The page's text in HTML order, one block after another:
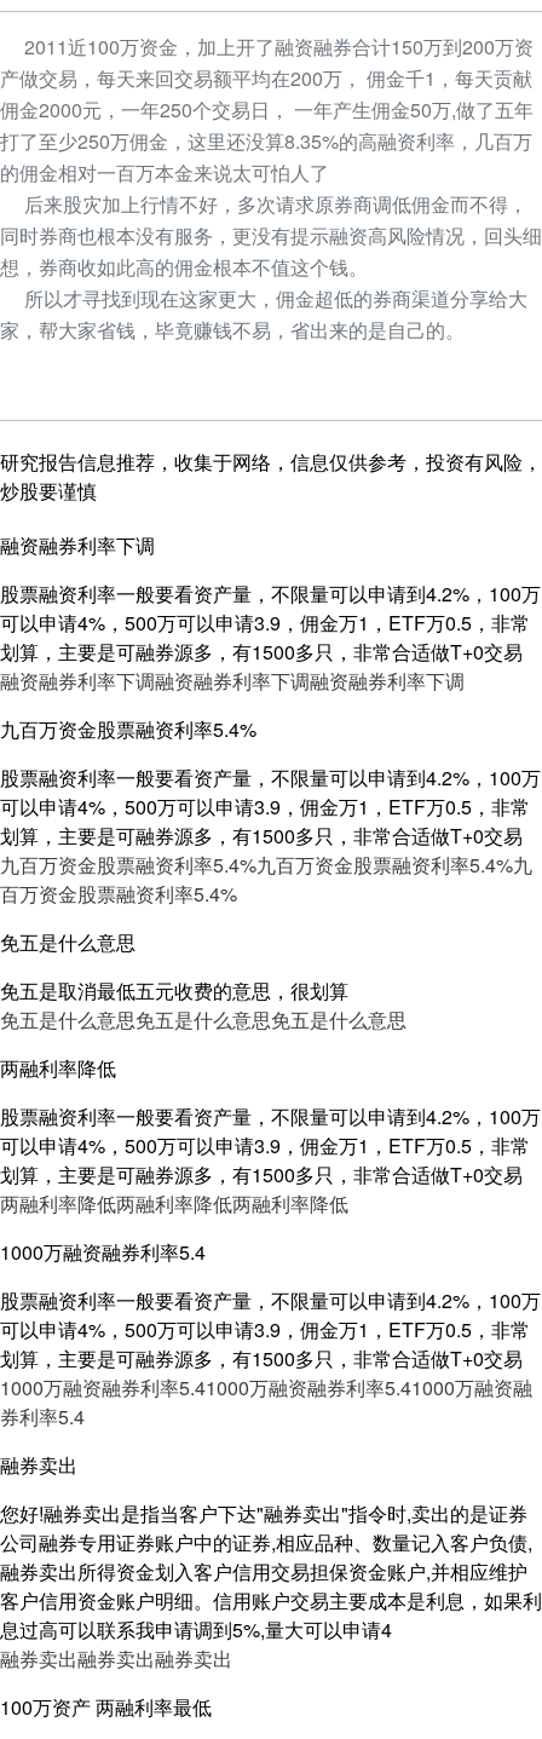
2011近100万资金，加上开了融资融券合计150万到200万资
产做交易，每天来回交易额平均在200万， 佣金千1，每天贡献
佣金2000元，一年250个交易日， 一年产生佣金50万,做了五年
打了至少250万佣金，这里还没算8.35%的高融资利率，几百万
的佣金相对一百万本金来说太可怕人了
后来股灾加上行情不好，多次请求原券商调低佣金而不得，
同时券商也根本没有服务，更没有提示融资高风险情况，回头细
想，券商收如此高的佣金根本不值这个钱。
所以才寻找到现在这家更大，佣金超低的券商渠道分享给大
家，帮大家省钱，毕竟赚钱不易，省出来的是自己的。
研究报告信息推荐，收集于网络，信息仅供参考，投资有风险，
炒股要谨慎
融资融券利率下调
股票融资利率一般要看资产量，不限量可以申请到4.2%，100万
可以申请4%，500万可以申请3.9，佣金万1，ETF万0.5，非常
划算，主要是可融券源多，有1500多只，非常合适做T+0交易
融资融券利率下调融资融券利率下调融资融券利率下调
九百万资金股票融资利率5.4%
股票融资利率一般要看资产量，不限量可以申请到4.2%，100万
可以申请4%，500万可以申请3.9，佣金万1，ETF万0.5，非常
划算，主要是可融券源多，有1500多只，非常合适做T+0交易
九百万资金股票融资利率5.4%九百万资金股票融资利率5.4%九
百万资金股票融资利率5.4%
免五是什么意思
免五是取消最低五元收费的意思，很划算
免五是什么意思免五是什么意思免五是什么意思
两融利率降低
股票融资利率一般要看资产量，不限量可以申请到4.2%，100万
可以申请4%，500万可以申请3.9，佣金万1，ETF万0.5，非常
划算，主要是可融券源多，有1500多只，非常合适做T+0交易
两融利率降低两融利率降低两融利率降低
1000万融资融券利率5.4
股票融资利率一般要看资产量，不限量可以申请到4.2%，100万
可以申请4%，500万可以申请3.9，佣金万1，ETF万0.5，非常
划算，主要是可融券源多，有1500多只，非常合适做T+0交易
1000万融资融券利率5.41000万融资融券利率5.41000万融资融
券利率5.4
融券卖出
您好!融券卖出是指当客户下达"融券卖出"指令时,卖出的是证券
公司融券专用证券账户中的证券,相应品种、数量记入客户负债,
融券卖出所得资金划入客户信用交易担保资金账户,并相应维护
客户信用资金账户明细。信用账户交易主要成本是利息，如果利
息过高可以联系我申请调到5%,量大可以申请4
融券卖出融券卖出融券卖出
100万资产 两融利率最低